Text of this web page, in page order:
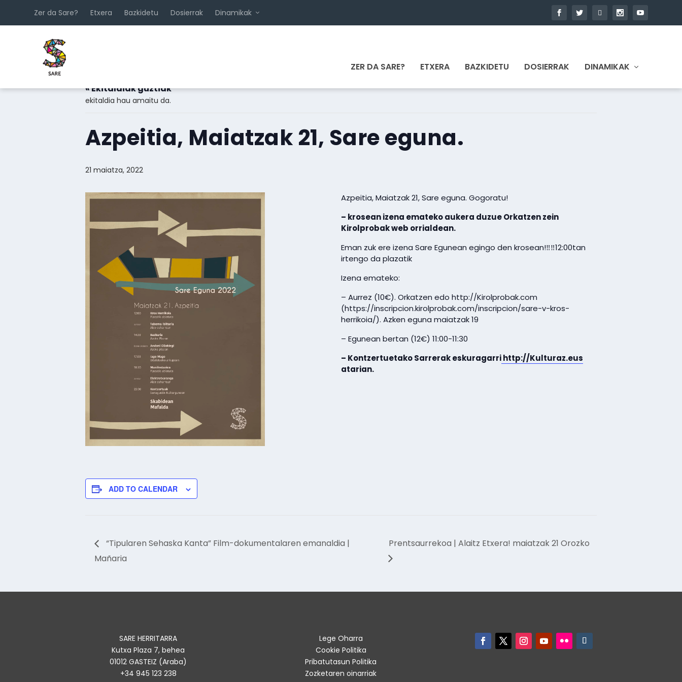
Zer da Sare? Etxera Bazkidetu Dosierrak Dinamikak
ZER DA SARE? ETXERA BAZKIDETU DOSIERRAK
DINAMIKAK
« Ekitaldiak guztiak
ekitaldia hau amaitu da.
Azpeitia, Maiatzak 21, Sare eguna.
21 maiatza, 2022
Azpeitia, Maiatzak 21, Sare eguna. Gogoratu!
– krosean izena emateko aukera duzue Orkatzen zein
Kirolprobak web orrialdean.
Eman zuk ere izena Sare Egunean egingo den krosean!‼️‼️12:00tan
irtengo da plazatik
Izena emateko:
– Aurrez (10€). Orkatzen edo http://Kirolprobak.com
(https://inscripcion.kirolprobak.com/inscripcion/sare-v-kros-
herrikoia/). Azken eguna maiatzak 19
– Egunean bertan (12€) 11:00-11:30
– Kontzertuetako Sarrerak eskuragarrihttp://Kulturaz.eus
atarian.
ADD TO CALENDAR
“Tipularen Sehaska Kanta” Film-dokumentalaren emanaldia |
Mañaria
Prentsaurrekoa | Alaitz Etxera! maiatzak 21 Orozko
SARE HERRITARRA
Kutxa Plaza 7, behea
01012 GASTEIZ (Araba)
+34 945 123 238
Lege Oharra
Cookie Politika
Pribatutasun Politika
Zozketaren oinarriak